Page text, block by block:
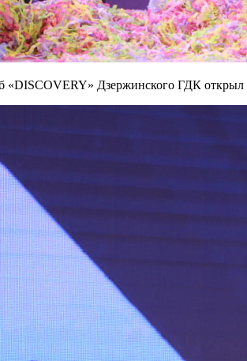
Дзержинского ГДК